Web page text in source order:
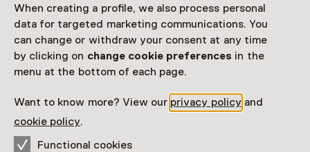
When creating a profile, we also process personal
data for targeted marketing communications. You
can change or withdraw your consent at any time
by clicking on change cookie preferences in the
menu at the bottom of each page.
Want to know more? View our privacy policy and
cookie policy.
Functional cookies
This activity has ended. You can no longer
participate in this.
View all current activities onSee and Do
Date & time
7 December 2025 until 28 June 2026